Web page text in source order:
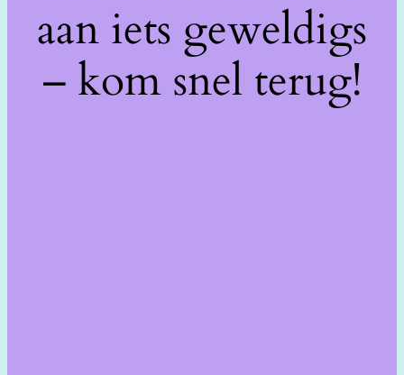
aan iets geweldigs
– kom snel terug!